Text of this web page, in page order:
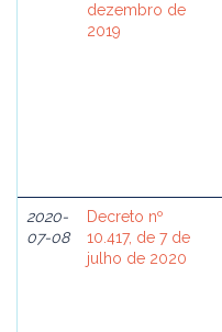
dezembro de
2019
2020-
07-08
Decreto nº
10.417, de 7 de
julho de 2020